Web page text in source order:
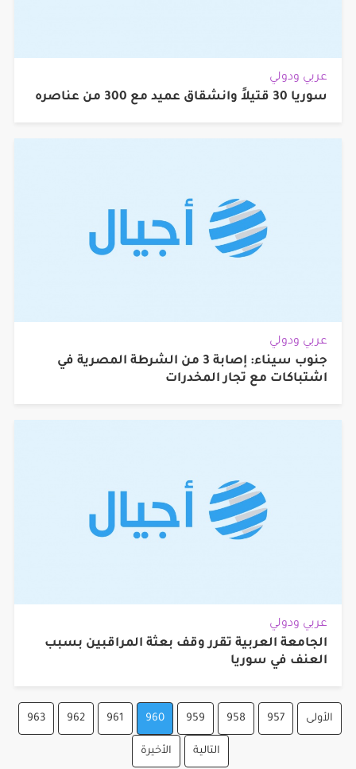
عربي ودولي
سوريا 30 قتيلاً وانشقاق عميد مع 300 من عناصره
عربي ودولي
جنوب سيناء: إصابة 3 من الشرطة المصرية في
اشتباكات مع تجار المخدرات
عربي ودولي
الجامعة العربية تقرر وقف بعثة المراقبين بسبب
العنف في سوريا
الأولى 957
958
959
960
961
962
963
التالية الأخيرة